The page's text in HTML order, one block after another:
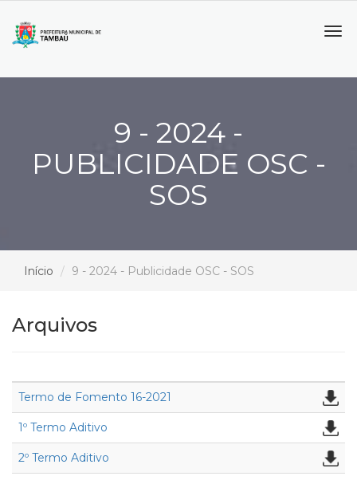
9 - 2024 -
PUBLICIDADE OSC -
SOS
Início 9 - 2024 - Publicidade OSC - SOS
Arquivos
Termo de Fomento 16-2021
1º Termo Aditivo
2º Termo Aditivo